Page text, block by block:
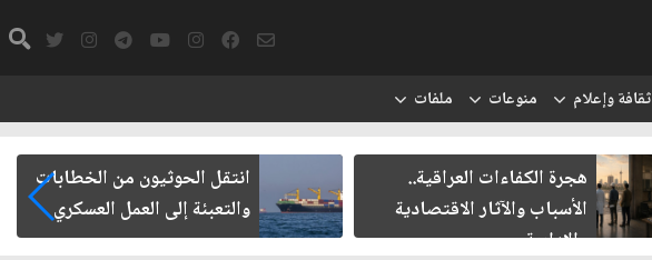
ثقافة وإعلام منوعات ملفات
هجرة الكفاءات العراقية..
الأسباب والآثار الاقتصادية
والإدارية
انتقل الحوثيون من الخطابات
والتعبئة إلى العمل العسكري